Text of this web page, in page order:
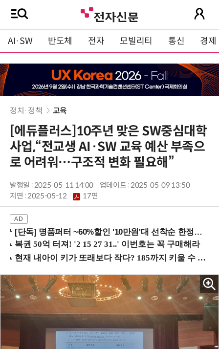
AI·SW 반도체 전자 모빌리티 통신 경제
정치·정책 교육
[에듀플러스]10주년 맞은 SW중심대학
사업,“전교생 AI·SW 교육 예산 부족으
로 어려워…구조적 변화 필요해”
발행일 : 2025-05-11 14:00
업데이트 : 2025-05-09 13:50
지면 :2025-05-12 17면
[단독] 명품퍼터 ~60%할인 '10만원'대 선착순 한정판매!